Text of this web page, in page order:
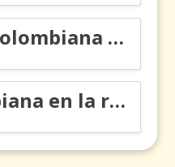
Tatiana Toro: colombiana que cambió la historia de las matemáticas
Ciencia colombiana en la revolución de los órganos en chips